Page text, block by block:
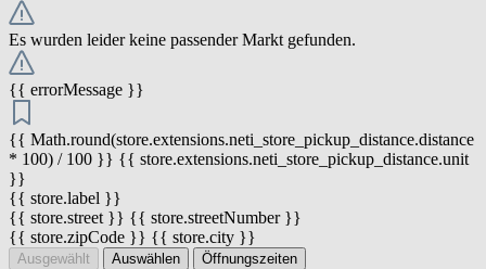
Es wurden leider keine passender Markt gefunden.
{{ errorMessage }}
{{ Math.round(store.extensions.neti_store_pickup_distance.distance
* 100) / 100 }} {{ store.extensions.neti_store_pickup_distance.unit
}}
{{ store.label }}
{{ store.street }} {{ store.streetNumber }}
{{ store.zipCode }} {{ store.city }}
Ausgewählt Auswählen Öffnungszeiten